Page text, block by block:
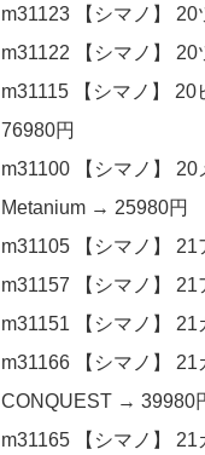
m31123 【シマノ】
m31122 【シマノ】
m31115 【シマノ】
76980円
m31100 【シマノ】
Metanium → 25980円
m31105 【シマノ】
m31157 【シマノ】
m31151 【シマノ】
m31166 【シマノ】
CONQUEST → 39980
m31165 【シマノ】